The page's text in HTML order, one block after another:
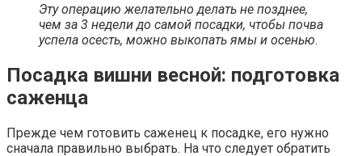
Эту операцию желательно делать не позднее,
чем за 3 недели до самой посадки, чтобы почва
успела осесть, можно выкопать ямы и осенью.
Посадка вишни весной: подготовка
саженца
Прежде чем готовить саженец к посадке, его нужно
сначала правильно выбрать. На что следует обратить